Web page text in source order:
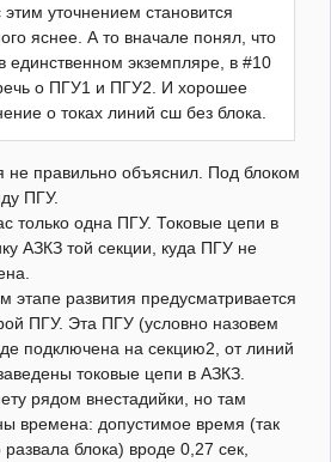
этим уточнением становится
яснее. А то вначале понял, что
единственном экземпляре, в #10
о ПГУ1 и ПГУ2. И хорошее
о токах линий сш без блока.
не правильно объяснил. Под блоком
ПГУ.
только одна ПГУ. Токовые цепи в
АЗКЗ той секции, куда ПГУ не
этапе развития предусматривается
ПГУ. Эта ПГУ (условно назовем
подключена на секцию2, от линий
токовые цепи в АЗКЗ.
рядом внестадийки, но там
времена: допустимое время (так
блока) вроде 0,27 сек,